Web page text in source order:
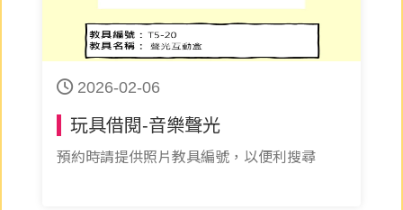
2026-02-06
玩具借閱-音樂聲光
預約時請提供照片教具編號，以便利搜尋